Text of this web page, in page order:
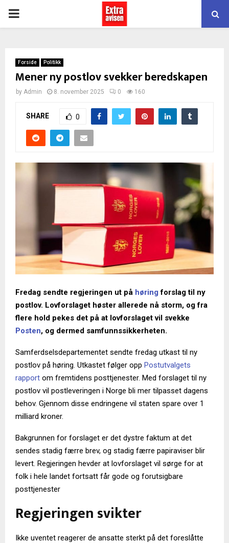
PRIMARY
Forside Politikk
Mener ny postlov svekker beredskapen
by Admin 8. november 2025 0 160
SHARE 0
Fredag sendte regjeringen ut på høring forslag til ny
postlov. Lovforslaget høster allerede nå storm, og fra
flere hold pekes det på at lovforslaget vil svekke
Posten, og dermed samfunnssikkerheten.
Samferdselsdepartementet sendte fredag utkast til ny
postlov på høring. Utkastet følger opp Postutvalgets
rapport om fremtidens posttjenester. Med forslaget til ny
postlov vil postleveringen i Norge bli mer tilpasset dagens
behov. Gjennom disse endringene vil staten spare over 1
milliard kroner.
Bakgrunnen for forslaget er det dystre faktum at det
sendes stadig færre brev, og stadig færre papiraviser blir
levert. Regjeringen hevder at lovforslaget vil sørge for at
folk i hele landet fortsatt får gode og forutsigbare
posttjenester
Regjeringen svikter
Ikke uventet reagerer de ansatte sterkt på det foreslåtte